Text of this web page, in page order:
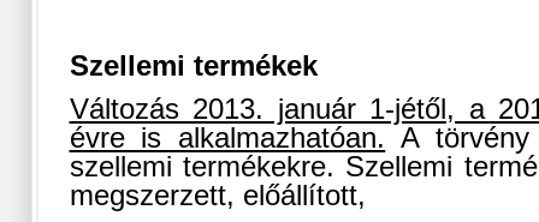
Szellemi termékek
Változás 2013. január 1-jétől, a
évre is alkalmazhatóan. A
szellemi termékekre. Szellemi
megszerzett, előállított,